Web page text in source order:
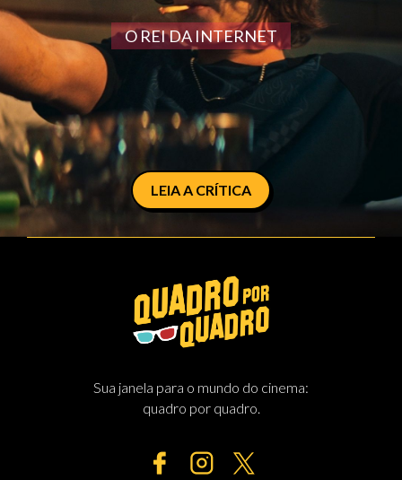
O REI DA INTERNET
LEIA A CRÍTICA
Sua janela para o mundo do cinema:
quadro por quadro.